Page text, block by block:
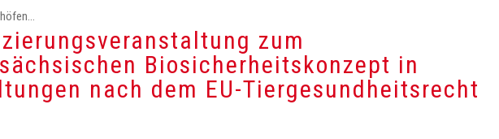
zum
Biosicherheitskonzept in
nach dem EU-Tiergesundheitsrecht